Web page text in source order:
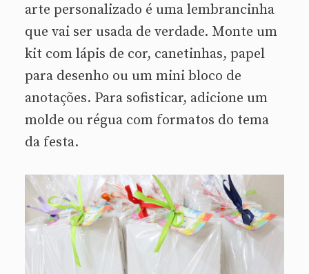
arte personalizado é uma lembrancinha
que vai ser usada de verdade. Monte um
kit com lápis de cor, canetinhas, papel
para desenho ou um mini bloco de
anotações. Para sofisticar, adicione um
molde ou régua com formatos do tema
da festa.